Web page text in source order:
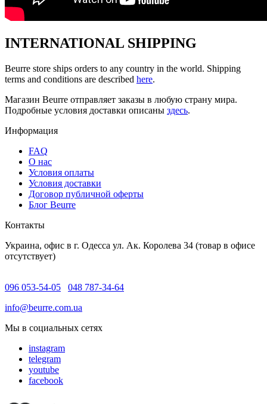
INTERNATIONAL SHIPPING
Beurre store ships orders to any country in the world. Shipping
terms and conditions are described here.
Магазин Beurre отправляет заказы в любую страну мира.
Подробные условия доставки описаны здесь.
Информация
FAQ
O нас
Условия оплаты
Условия доставки
Договор публичной оферты
Блог Beurre
Контакты
Украина, офис в г. Одесса ул. Ак. Королева 34 (товар в офисе
отсутствует)
096 053-54-05
048 787-34-64
info@beurre.com.ua
Мы в социальных сетях
instagram
telegram
youtube
facebook